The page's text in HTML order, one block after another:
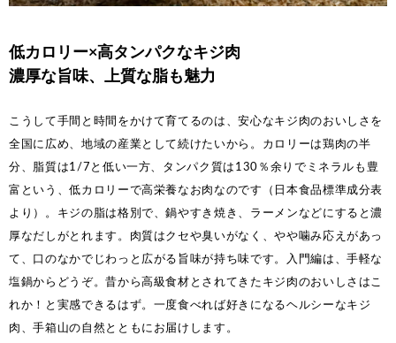
低カロリー×高タンパクなキジ肉
濃厚な旨味、上質な脂も魅力
こうして手間と時間をかけて育てるのは、安心なキジ肉のおいしさを
全国に広め、地域の産業として続けたいから。カロリーは鶏肉の半
分、脂質は1/7と低い一方、タンパク質は130％余りでミネラルも豊
富という、低カロリーで高栄養なお肉なのです（日本食品標準成分表
より）。キジの脂は格別で、鍋やすき焼き、ラーメンなどにすると濃
厚なだしがとれます。肉質はクセや臭いがなく、やや噛み応えがあっ
て、口のなかでじわっと広がる旨味が持ち味です。入門編は、手軽な
塩鍋からどうぞ。昔から高級食材とされてきたキジ肉のおいしさはこ
れか！と実感できるはず。一度食べれば好きになるヘルシーなキジ
肉、手箱山の自然とともにお届けします。